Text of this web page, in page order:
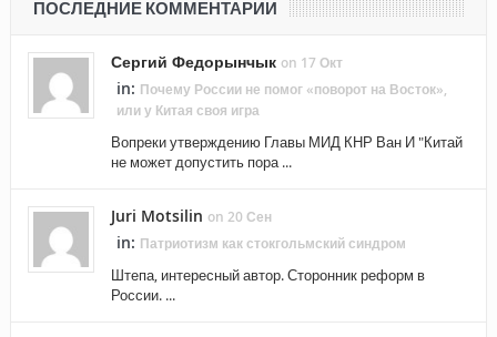
ПОСЛЕДНИЕ КОММЕНТАРИИ
Сергий Федорынчык on 17 Окт
in: Почему России не помог «поворот на Восток»,
или у Китая своя игра
Вопреки утверждению Главы МИД КНР Ван И "Китай
не может допустить пора ...
Juri Motsilin on 20 Сен
in: Патриотизм как стокгольмский синдром
Штепа, интересный автор. Сторонник реформ в
России. ...